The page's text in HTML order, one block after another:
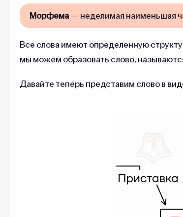
Морфема— неделимая наименьшая
Все слова имеют определенную
мы можем образовать слово,
Давайте теперь представим слово в